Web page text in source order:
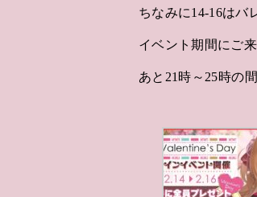
ちなみに14-16はバ
イベント期間にご
あと21時～25時の